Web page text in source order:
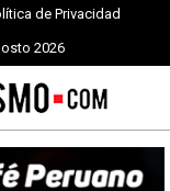
de Privacidad
2026